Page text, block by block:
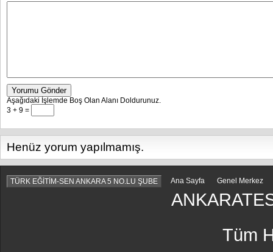
Yorumu Gönder
Aşağıdaki İşlemde Boş Olan Alanı Doldurunuz.
3 + 9 =
Henüz yorum yapılmamış.
TÜRK EĞİTİM-SEN ANKARA 5 NO.LU ŞUBE Ana Sayfa Genel Merkez
Tüm